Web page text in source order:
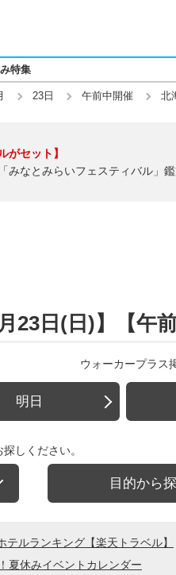
特集
23日 午前中開催 北
がセット】
みなとみらいフェスティバル」
23日(日)】【午前
ウォーカープラス
明日
しください。
目的から
ルランキング【楽天トラベル】
夏休みイベントカレンダー